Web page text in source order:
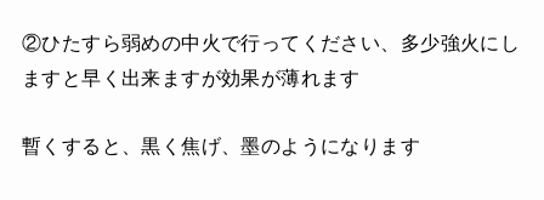
②ひたすら弱めの中火で行ってください、多少強火にし
ますと早く出来ますが効果が薄れます
暫くすると、黒く焦げ、墨のようになります